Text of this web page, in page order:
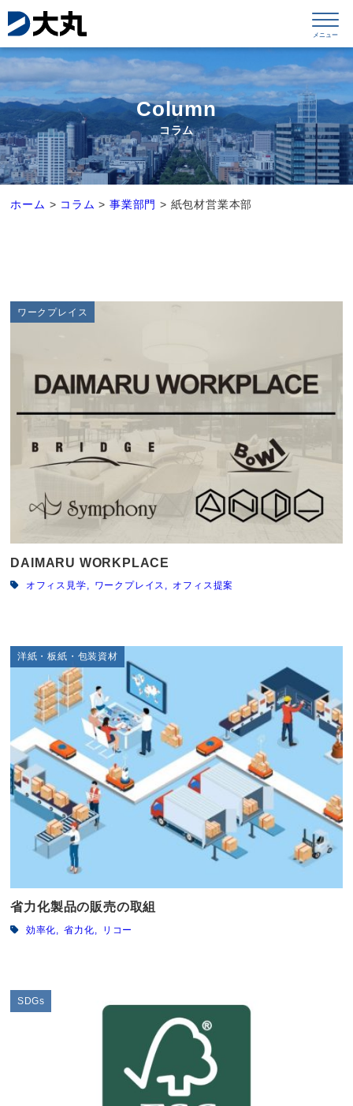
Column
コラム
ホーム > コラム >事業部門 > 紙包材営業本部
ワークプレイス
DAIMARU WORKPLACE
オフィス見学 ワークプレイス オフィス提案
洋紙・板紙・包装資材
省力化製品の販売の取組
効率化 省力化 リコー
SDGs